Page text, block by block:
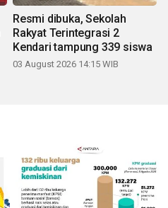
Resmi dibuka, Sekolah
Rakyat Terintegrasi 2
Kendari tampung 339 siswa
03 August 2026 14:15 WIB